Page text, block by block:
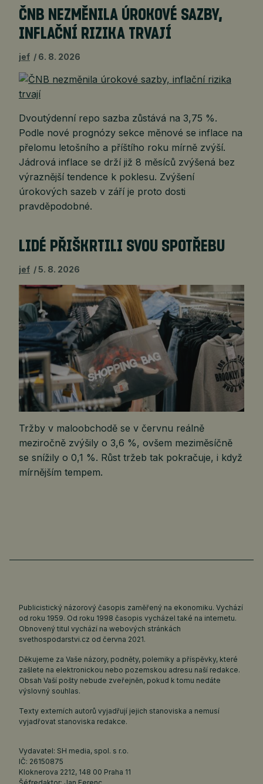
ČNB NEZMĚNILA ÚROKOVÉ SAZBY,
INFLAČNÍ RIZIKA TRVAJÍ
jef 6. 8. 2026
Dvoutýdenní repo sazba zůstává na 3,75 %.
Podle nové prognózy sekce měnové se inflace na
přelomu letošního a příštího roku mírně zvýší.
Jádrová inflace se drží již 8 měsíců zvýšená bez
výraznější tendence k poklesu. Zvýšení
úrokových sazeb v září je proto dosti
pravděpodobné.
LIDÉ PŘIŠKRTILI SVOU SPOTŘEBU
jef 5. 8. 2026
Tržby v maloobchodě se v červnu reálně
meziročně zvýšily o 3,6 %, ovšem meziměsíčně
se snížily o 0,1 %. Růst tržeb tak pokračuje, i když
mírnějším tempem.
Publicistický názorový časopis zaměřený na ekonomiku. Vychází
od roku 1959. Od roku 1998 časopis vycházel také na internetu.
Obnovený titul vychází na webových stránkách
svethospodarstvi.cz od června 2021.
Děkujeme za Vaše názory, podněty, polemiky a příspěvky, které
zašlete na elektronickou nebo pozemskou adresu naší redakce.
Obsah Vaší pošty nebude zveřejněn, pokud k tomu nedáte
výslovný souhlas.
Texty externích autorů vyjadřují jejich stanoviska a nemusí
vyjadřovat stanoviska redakce.
Vydavatel: SH media, spol. s r.o.
IČ: 26150875
Kloknerova 2212, 148 00 Praha 11